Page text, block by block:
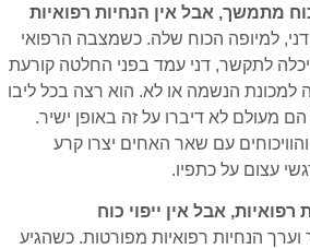
מתמשך, אבל אין הנחיות רפואיות
למיופה הכוח שלה. כשמצבה הרפואי
לתקשר, דני עמד בפני החלטה קורעת
הנשמה או לא. הוא רצה בכל ליבו
מעולם לא דיברו על זה באופן ישיר.
עם שאר האחים יצרו קרע
עצום על כתפיו.
אבל אין ייפוי כוח
הנחיות רפואיות מפורטות. כשהגיע